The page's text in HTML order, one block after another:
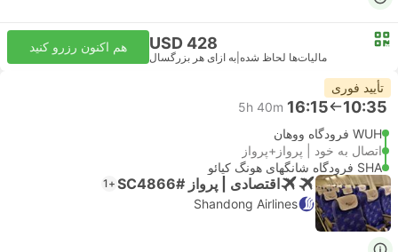
USD 428
مالیات‌ها لحاظ شده به ازای هر بزرگسال
هم اکنون رزرو کنید
تأیید فوری
10:35
16:15
5h 40m
WUH فرودگاه ووهان
اتصال به خود | پرواز+پرواز
SHA فرودگاه شانگهای هونگ کیائو
اقتصادی | پرواز #SC4866 +1
Shandong Airlines